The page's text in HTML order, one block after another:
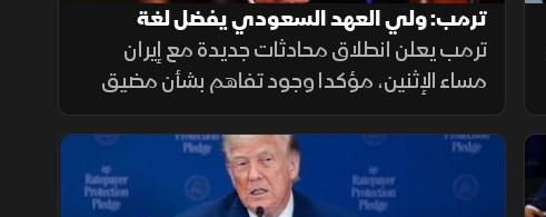
ترمب: ولي العهد السعودي يفضل لغة
الحوار.. وهناك اتفاق بشأن هرمز
ترمب يعلن انطلاق محادثات جديدة مع إيران
مساء الإثنين، مؤكدا وجود تفاهم بشأن مضيق
هرمز وتوقع التوصل إلى اتفاق حول نزع البرنامج
النووي مشيرا إلى أن ولي العهد السعودي
يفضل الحلول الدبلوماسية لخفض التصعيد